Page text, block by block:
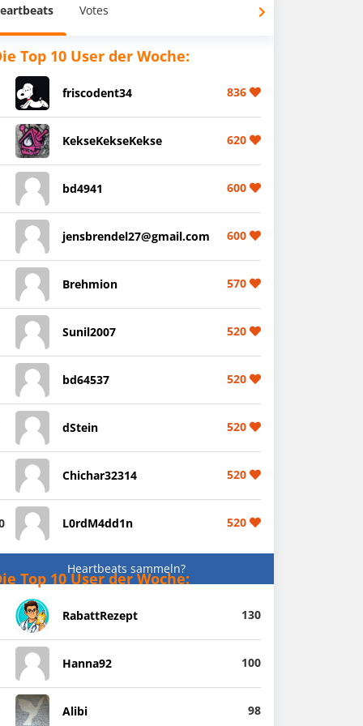
Votes
Top 10 User der Woche:
friscodent34 836
KekseKekseKekse 620
bd4941 600
jensbrendel27@gmail.com 600
Brehmion 570
Sunil2007 520
bd64537 520
dStein 520
Chichar32314 520
L0rdM4dd1n 520
Heartbeats sammeln?
Top 10 User der Woche:
RabattRezept 130
Hanna92 100
Alibi 98